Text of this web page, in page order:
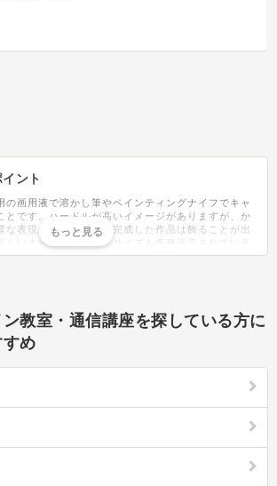
ント
の画用液で溶かし筆やペインティングナイフでキャ
とです。ハードルが高いイメージがありますが、か
な表現が自在に出来、完成した作品は飾ることが出
くいます。キャンバスサイズも多種販売されている
に合わせて作品を作ることが出来ます。使う道具が
るので控えめに行うことがポイントです。ここでよ
画を始めます。油絵は何層にも塗り重ねて陰影を
くので、はじめは陰影から描画します。その後、
ねると、深遠さの表現も。時間をかけてじっくり描
されるに違いありません。筆についた絵の具の落と
完了です。飾り方は、立体感のある作品になるので
教室・通信講座を探している方に
め